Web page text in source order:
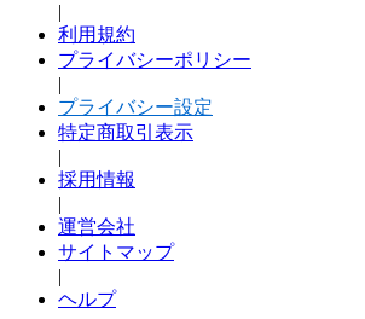
|
利用規約
プライバシーポリシー
|
プライバシー設定
特定商取引表示
|
採用情報
|
運営会社
サイトマップ
|
ヘルプ